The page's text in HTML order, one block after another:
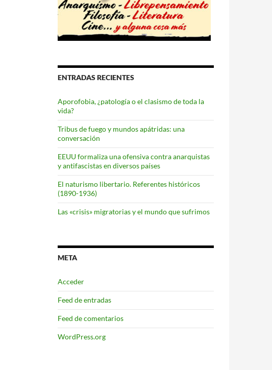
ENTRADAS RECIENTES
Aporofobia, ¿patología o el clasismo de toda la
vida?
Tribus de fuego y mundos apátridas: una
conversación
EEUU formaliza una ofensiva contra anarquistas
y antifascistas en diversos países
El naturismo libertario. Referentes históricos
(1890-1936)
Las «crisis» migratorias y el mundo que sufrimos
META
Acceder
Feed de entradas
Feed de comentarios
WordPress.org